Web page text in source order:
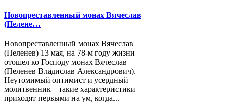
Новопреставленный монах Вячеслав
(Пелене…
Новопреставленный монах Вячеслав
(Пеленев) 13 мая, на 78-м году жизни
отошел ко Господу монах Вячеслав
(Пеленев Владислав Александрович).
Неутомимый оптимист и усердный
молитвенник – такие характеристики
приходят первыми на ум, когда...